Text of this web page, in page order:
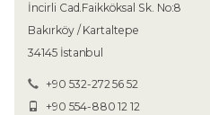
İncirli Cad.Faikköksal Sk. No:8
Bakırköy / Kartaltepe
34145 İstanbul
+90 532-272 56 52
+90 554-880 12 12